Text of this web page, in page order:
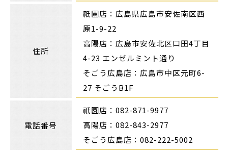
住所
祇園店：広島県広島市安佐南区西
原1-9-22
高陽店：広島市安佐北区口田4丁目
4-23 エンゼルミント通り
そごう広島店：広島市中区元町6-
27 そごうB1F
電話番号
祇園店：082-871-9977
高陽店：082-843-2977
そごう広島店：082-222-5002